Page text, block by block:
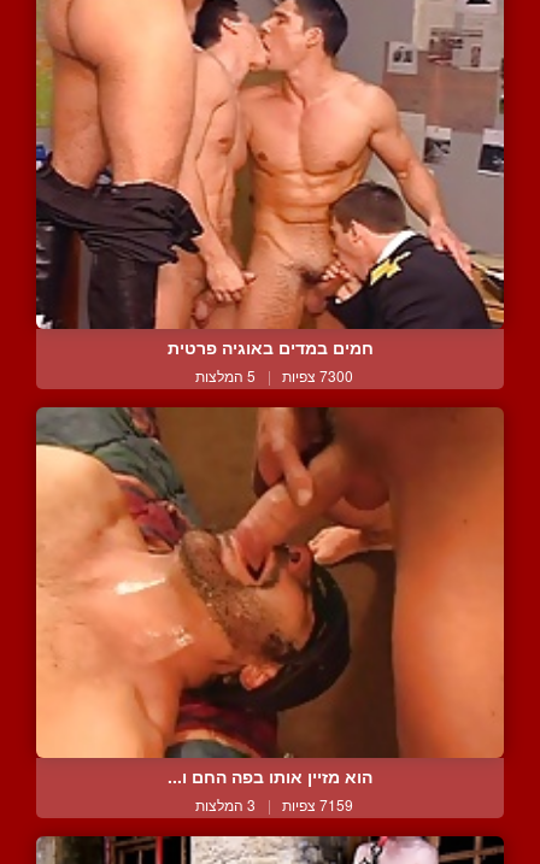
חמים במדים באוגיה פרטית
7300 צפיות | 5 המלצות
הוא מזיין אותו בפה החם ו...
7159 צפיות | 3 המלצות